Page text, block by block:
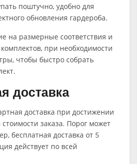
поштучно, удобно для
обновления гардероба.
на размерные соответствия и
при необходимости
чтобы быстро собрать
доставка
доставка при достижении
заказа. Порог может
бесплатная доставка от 5
действует по всей